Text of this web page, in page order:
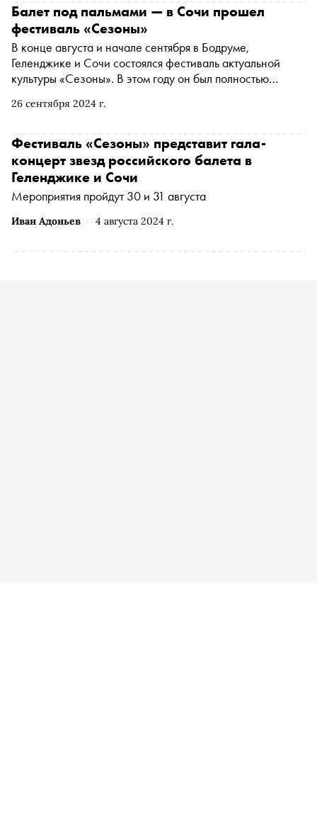
театра Денис Родькин, хореограф Алессандро Каггеджи
и режиссер Сергей Глазков. Рассказываем, почему эту
премьеру нельзя пропустить
26 сентября 2024 г.
Балет под пальмами — в Сочи прошел
фестиваль «Сезоны»
В конце августа и начале сентября в Бодруме,
Геленджике и Сочи состоялся фестиваль актуальной
культуры «Сезоны». В этом году он был полностью
и Мариинского театров, а в Геленджике была
Иван Адоньев 4 августа 2024 г.
Фестиваль «Сезоны» представит гала-
концерт звезд российского балета в
Геленджике и Сочи
Мероприятия пройдут 30 и 31 августа